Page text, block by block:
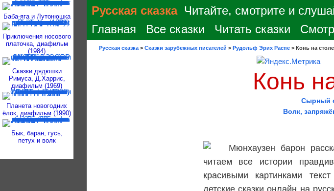
Баба-яга и Лутонюшка
Приключения носового
платочка, диафильм
(1984)
Сказки дядюшки
Римуса, Д.Харрис,
диафильм (1969)
Планета новогодних
ёлок, диафильм (1990)
Бык, баран, гусь,
петух и волк
Русская сказка Читайте, смотрите и
Главная
Все сказки Читать сказки
Русская сказка > Сказки зарубежных писателей > Рудольф Эрих Распе > Конь на столе
Конь
Сырный
Волк,